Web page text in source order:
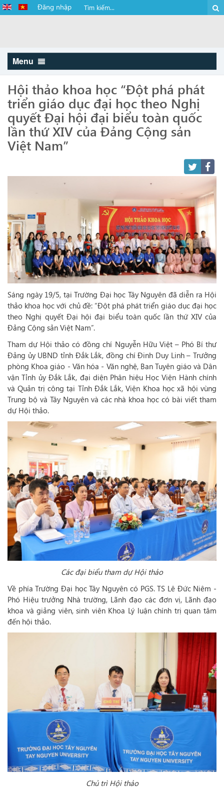
Đăng nhập
Menu
Hội thảo khoa học “Đột phá phát
triển giáo dục đại học theo Nghị
quyết Đại hội đại biểu toàn quốc
lần thứ XIV của Đảng Cộng sản
Việt Nam”
Sáng ngày 19/5, tại Trường Đại học Tây Nguyên đã diễn ra Hội
thảo khoa học với chủ đề: “Đột phá phát triển giáo dục đại học
theo Nghị quyết Đại hội đại biểu toàn quốc lần thứ XIV của
Đảng Cộng sản Việt Nam”.
Tham dự Hội thảo có đồng chí Nguyễn Hữu Việt – Phó Bí thư
Đảng ủy UBND tỉnh Đắk Lắk, đồng chí Đinh Duy Linh – Trưởng
phòng Khoa giáo - Văn hóa - Văn nghệ, Ban Tuyên giáo và Dân
vận Tỉnh ủy Đắk Lắk, đại diện Phân hiệu Học Viện Hành chính
và Quản trị công tại Tỉnh Đắk Lắk, Viện Khoa học xã hội vùng
Trung bộ và Tây Nguyên và các nhà khoa học có bài viết tham
dự Hội thảo.
Các đại biểu tham dự Hội thảo
Về phía Trường Đại học Tây Nguyên có PGS. TS Lê Đức Niêm -
Phó Hiệu trưởng Nhà trường, Lãnh đạo các đơn vị, Lãnh đạo
khoa và giảng viên, sinh viên Khoa Lý luận chính trị quan tâm
đến hội thảo.
Chủ trì Hội thảo